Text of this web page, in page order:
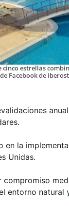
cinco estrellas
Facebook de
la
Unidas.
entorno natural